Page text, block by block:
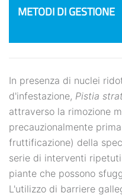
METODI DI GESTIONE
In presenza di nuclei
d'infestazione, Pistia
attraverso la rimozione
precauzionalmente
fruttificazione) della
serie di interventi
piante che possono
L'utilizzo di barriere